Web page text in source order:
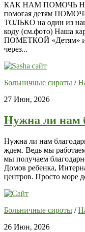
КАК НАМ ПОМОЧЬ
помогая детям
ТОЛЬКО на один из
коду (см.фото) Наша
ПОМЕТКОЙ «Детям»
через...
Больничные сироты /
27 Июн, 2026
Нужна ли нам
Нужна ли нам
ждем. Ведь мы
мы получаем
Домов ребенка,
центров. Просто море
Больничные сироты /
26 Июн, 2026